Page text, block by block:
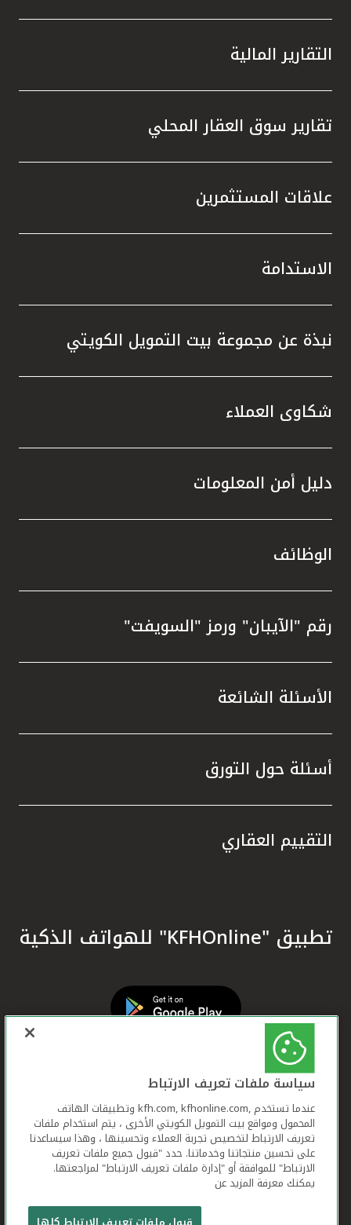
التقارير المالية
تقارير سوق العقار المحلي
علاقات المستثمرين
الاستدامة
نبذة عن مجموعة بيت التمويل الكويتي
شكاوى العملاء
دليل أمن المعلومات
الوظائف
رقم "الآيبان" ورمز "السويفت"
الأسئلة الشائعة
أسئلة حول التورق
التقييم العقاري
تطبيق "KFHOnline" للهواتف الذكية
بيت التمويل الكويتي جميع الحقوق محفوظة © 2026
سياسة ملفات تعريف الارتباط
عندما تستخدم ,kfh.com, kfhonline.com وتطبيقات الهاتف
المحمول ومواقع بيت التمويل الكويتي الأخرى ، يتم استخدام ملفات
تعريف الارتباط لتخصيص تجربة العملاء وتحسينها ، وهذا سيساعدنا
على تحسين منتجاتنا وخدماتنا. حدد "قبول جميع ملفات تعريف
الارتباط" للموافقة أو "إدارة ملفات تعريف الارتباط" لمراجعتها.
يمكنك معرفة المزيد عن